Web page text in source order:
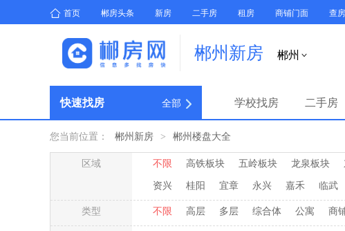
首页 郴房头条 新房 二手房 租房 商铺门面 查
郴州新房 郴州 
快速找房 全部 学校找房 二手房
您当前位置： 郴州新房 > 郴州楼盘大全
区域 不限 高铁板块 五岭板块 龙泉板块
资兴 桂阳 宜章 永兴 嘉禾 临武
类型 不限 高层 多层 综合体 公寓 商